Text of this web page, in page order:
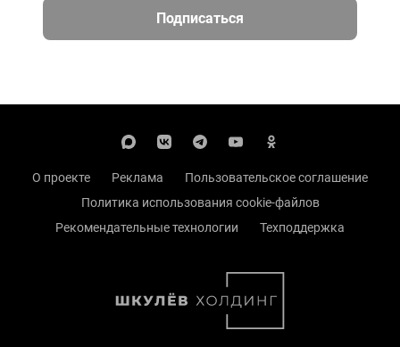
Подписаться
О проекте Реклама
Пользовательское соглашение
Политика использования cookie-файлов
Рекомендательные технологии
Техподдержка